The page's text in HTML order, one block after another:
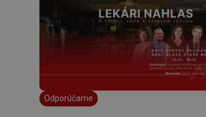
Odporúčame